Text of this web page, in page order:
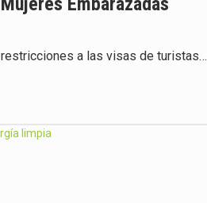
restricciones a las visas de turistas…